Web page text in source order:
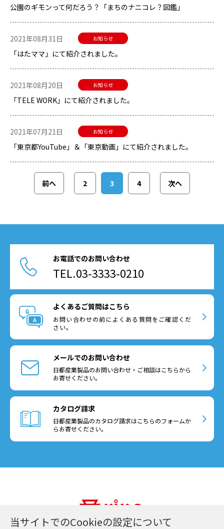
当サイトでのCookieの設定について
公園のギモンって何だろう？――「まちのナニコレ？図鑑」
2021年08月31日 お知らせ
「はたママ」にて紹介されました。
2021年08月20日 お知らせ
「TELE WORK」にて紹介されました。
2021年07月21日 お知らせ
「東京都YouTube」＆「東京動画」にて紹介されました。
前へ 2 3 4 次へ
お電話でのお問い合わせ
TEL.03-3333-0210
よくあるご質問はこちら
お問い合わせの前によくある質問をご確認くだ
さい。
メールでのお問い合わせ
日都産業製品のお問い合わせ・ご相談はこちらから
お寄せください。
カタログ請求
日都産業製品のカタログ請求はこちらのフォームか
らお寄せください。